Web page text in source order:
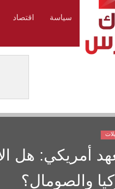
سياسة اقتصاد
أمريكي: هل
والصومال؟